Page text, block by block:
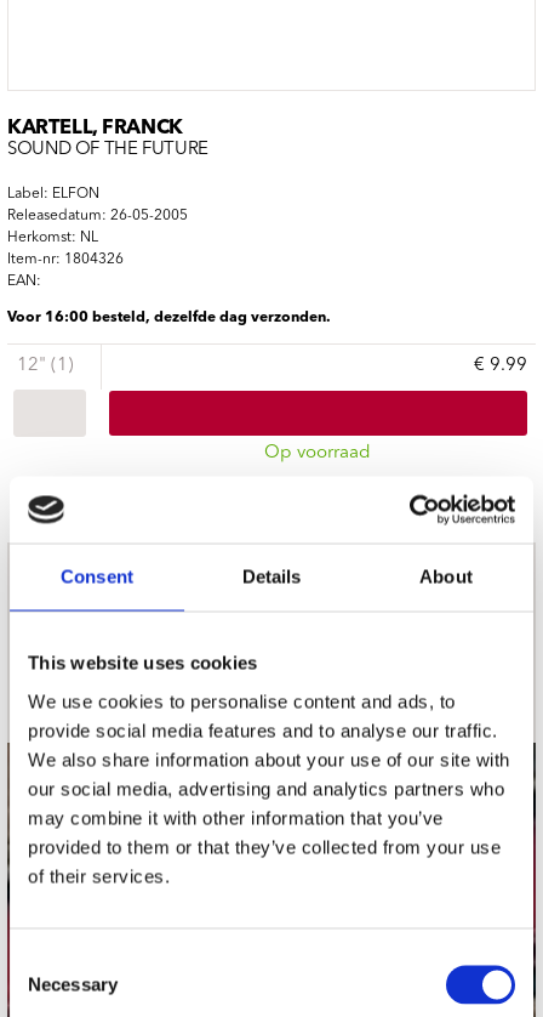
Consent Details About
This website uses cookies
We use cookies to personalise content and ads, to
provide social media features and to analyse our traffic.
We also share information about your use of our site with
our social media, advertising and analytics partners who
may combine it with other information that you’ve
provided to them or that they’ve collected from your use
of their services.
Selection
Necessary
KARTELL, FRANCK
SOUND OF THE FUTURE
Label: ELFON
Releasedatum: 26-05-2005
Herkomst: NL
Item-nr: 1804326
EAN:
Voor 16:00 besteld, dezelfde dag verzonden.
12" (1) € 9.99
Op voorraad
nieuwsbrief
contact
Stuur ons een e-mail